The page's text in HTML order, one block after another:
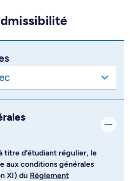
titre d’étudiant régulier, le
aux conditions générales
XI) du Règlement